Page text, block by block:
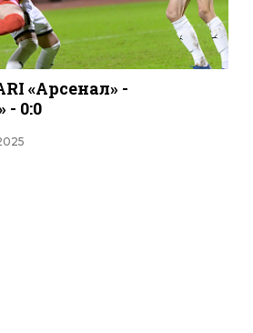
«Арсенал» -
- 0:0